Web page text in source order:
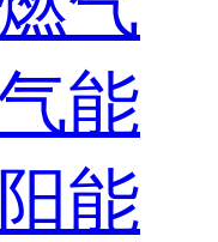
能
能